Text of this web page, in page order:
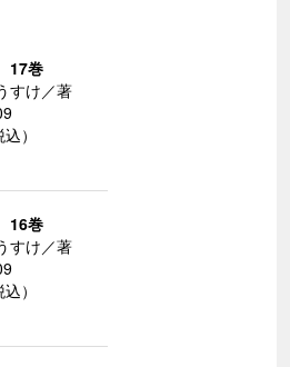
17巻
すけ／著
）
16巻
すけ／著
）